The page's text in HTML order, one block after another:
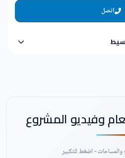
اتصل
وفيديو المشروع
- اضغط للتكبير